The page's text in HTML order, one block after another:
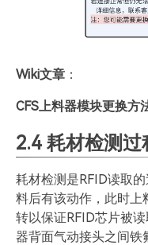
Wiki文章 ：
CFS上料器模块更换方
2.4 耗材检测过
耗材检测是RFID读取
料后有该动作，此时上
转以保证RFID芯片被
器背面气动接头之间铁